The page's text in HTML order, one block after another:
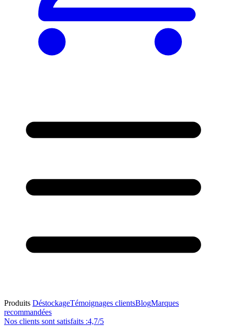
Produits DéstockageTémoignages clientsBlogMarques
recommandées
Nos clients sont satisfaits :4,7/5